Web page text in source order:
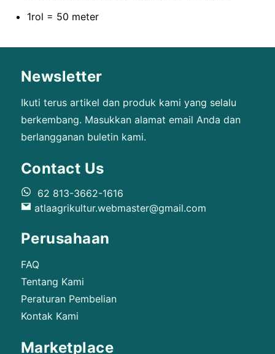
1rol = 50 meter
Newsletter
Ikuti terus artikel dan produk kami yang selalu
berkembang. Masukkan alamat email Anda dan
berlangganan buletin kami.
Contact Us
62 813-3662-1616
atlaagrikultur.webmaster@gmail.com
Perusahaan
FAQ
Tentang Kami
Peraturan Pembelian
Kontak Kami
Marketplace